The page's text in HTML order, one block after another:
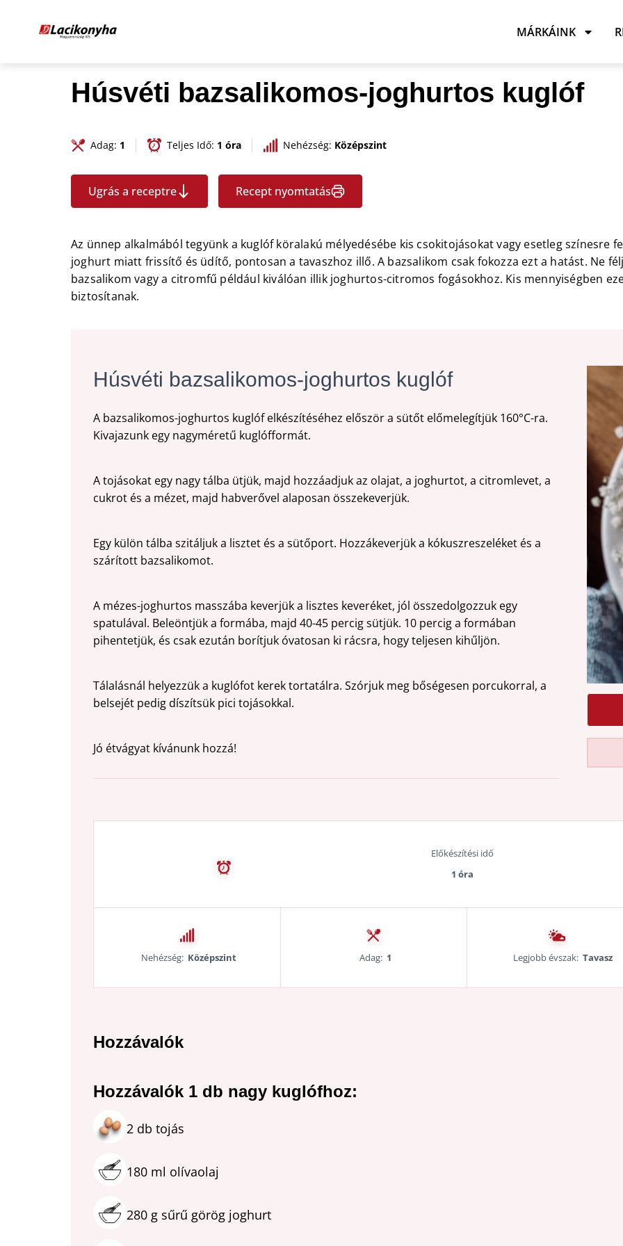
MÁRKÁINK
Húsvéti bazsalikomos-joghurtos kuglóf
Adag: 1 Teljes Idő: 1 óra Nehézség: Középszint
Ugrás a receptre Recept nyomtatás
Az ünnep alkalmából tegyünk a kuglóf köralakú mélyedésébe kis csokitojásokat vagy esetleg színesre
joghurt miatt frissítő és üdítő, pontosan a tavaszhoz illő. A bazsalikom csak fokozza ezt a hatást. Ne
bazsalikom vagy a citromfű például kiválóan illik joghurtos-citromos fogásokhoz. Kis mennyiségben
biztosítanak.
Húsvéti bazsalikomos-joghurtos kuglóf
A bazsalikomos-joghurtos kuglóf elkészítéséhez először a sütőt előmelegítjük 160°C-ra.
Kivajazunk egy nagyméretű kuglófformát.
A tojásokat egy nagy tálba ütjük, majd hozzáadjuk az olajat, a joghurtot, a citromlevet, a
cukrot és a mézet, majd habverővel alaposan összekeverjük.
Egy külön tálba szitáljuk a lisztet és a sütőport. Hozzákeverjük a kókuszreszeléket és a
szárított bazsalikomot.
A mézes-joghurtos masszába keverjük a lisztes keveréket, jól összedolgozzuk egy
spatulával. Beleöntjük a formába, majd 40-45 percig sütjük. 10 percig a formában
pihentetjük, és csak ezután borítjuk óvatosan ki rácsra, hogy teljesen kihűljön.
Tálalásnál helyezzük a kuglófot kerek tortatálra. Szórjuk meg bőségesen porcukorral, a
belsejét pedig díszítsük pici tojásokkal.
Jó étvágyat kívánunk hozzá!
Előkészítési idő
1 óra
Nehézség: Középszint Adag: 1 Legjobb évszak: Tavasz
Hozzávalók
Hozzávalók 1 db nagy kuglófhoz:
2 db tojás
180 ml olívaolaj
280 g sűrű görög joghurt